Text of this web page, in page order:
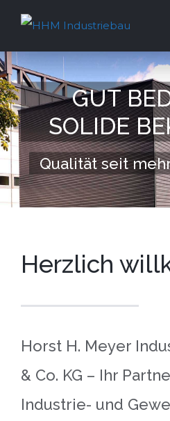
GUT
SOLIDE
Qualität seit
Herzlich
Horst H. Meyer
& Co. KG – Ihr
Industrie- und